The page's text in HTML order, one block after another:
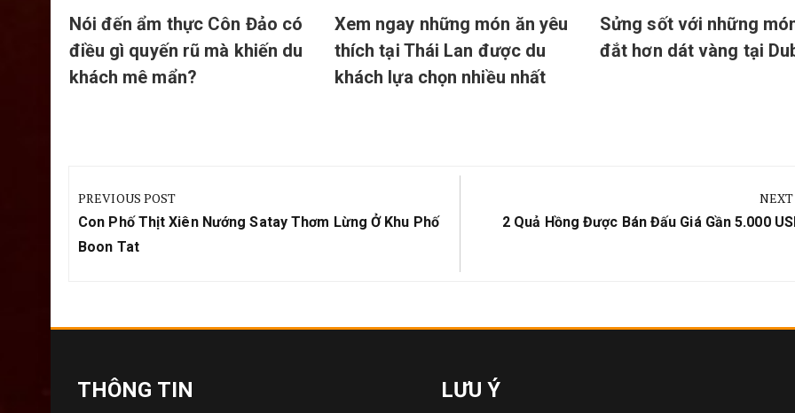
Nói đến ẩm thực Côn Đảo có
điều gì quyến rũ mà khiến du
khách mê mẩn?
Xem ngay những món ăn yêu
thích tại Thái Lan được du
khách lựa chọn nhiều nhất
Sửng sốt với những
đắt hơn dát vàng tại
hướng
bài
viết
PREVIOUS POST
Previous
Post:
Con Phố Thịt Xiên Nướng Satay Thơm Lừng Ở Khu Phố
Boon Tat
NEXT
Next
2 Quả Hồng Được Bán Đấu Giá Gần 5.000
THÔNG TIN LƯU Ý